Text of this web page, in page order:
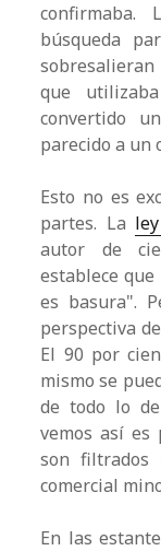
confirmaba.
búsqueda
que
convertido
parecido a un
Esto no es
partes. La
autor de
establece
es basura".
perspectiva
El 90 por
mismo se
de todo lo
vemos así es
son filtrados
comercial
En las